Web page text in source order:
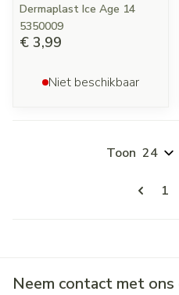
Dermaplast Ice Age 14
5350009
€ 3,99
Niet beschikbaar
U
1
Toon
Neem contact met ons